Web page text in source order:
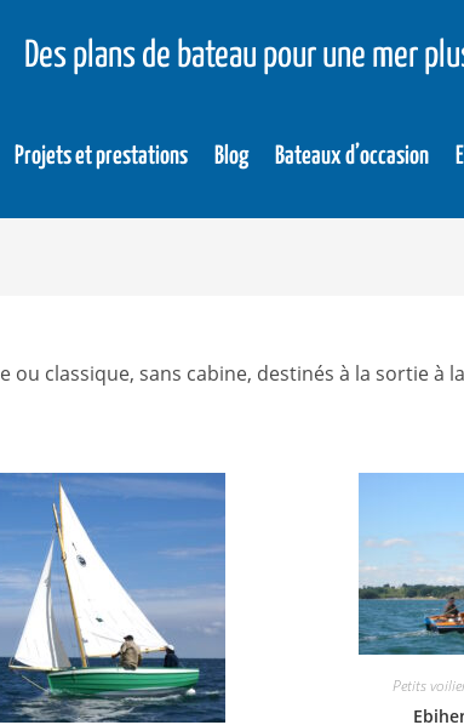
Des plans de bateau pour une mer
Projets et prestations Blog Bateaux d’occasion
classique, sans cabine, destinés à la sortie
Petits